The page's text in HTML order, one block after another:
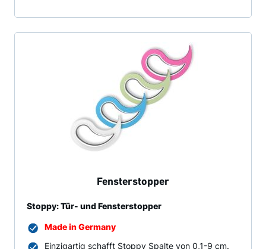
Fensterstopper
Stoppy: Tür- und Fensterstopper
Made in Germany
Einzigartig schafft Stoppy Spalte von 0,1-9 cm.